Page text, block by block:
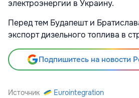
электроэнергии в Украину.
Перед тем Будапешт и
экспорт дизельного топлива в
Подпишитесь на новости
Источник Eurointegration